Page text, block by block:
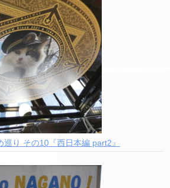
り その10『西日本編 part2』